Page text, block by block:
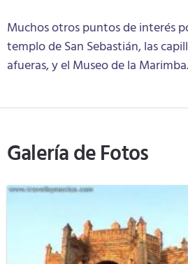
Muchos otros puntos de interés
templo de San Sebastián, las
afueras, y el Museo de la Marimba.
Galería de Fotos